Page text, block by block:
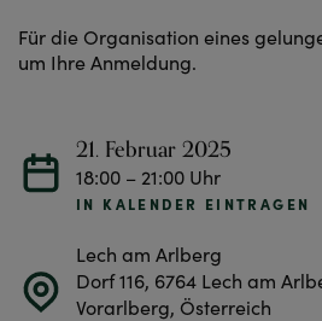
Für die Organisation eines
um Ihre Anmeldung.
21. Februar 2025
18:00 – 21:00 Uhr
IN KALENDER EINTRAGEN
Lech am Arlberg
Dorf 116, 6764 Lech am
Vorarlberg, Österreich